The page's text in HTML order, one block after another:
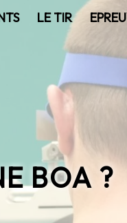
LE TIR
BOA ?